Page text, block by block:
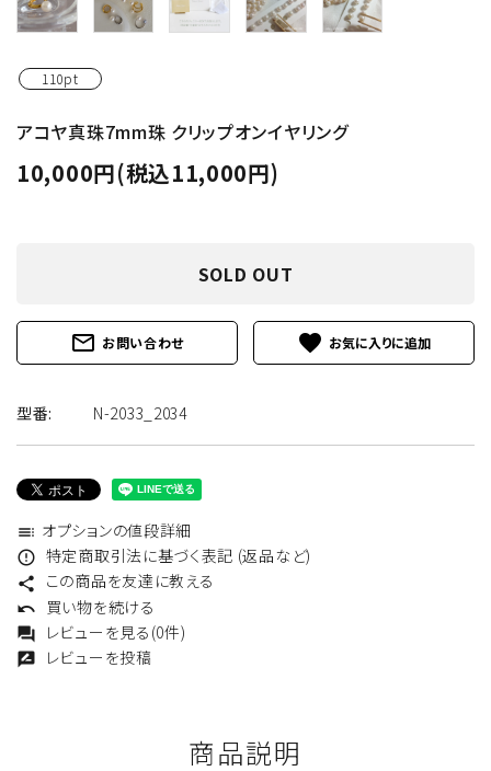
110pt
アコヤ真珠7mm珠 クリップオンイヤリング
10,000円(税込11,000円)
SOLD OUT
mail_outline お問い合わせ favorite
型番: N-2033_2034
toc オプションの値段詳細
error_outline 特定商取引法に基づく表記 (返品など)
share この商品を友達に教える
undo 買い物を続ける
forum レビューを見る(0件)
rate_review レビューを投稿
商品説明